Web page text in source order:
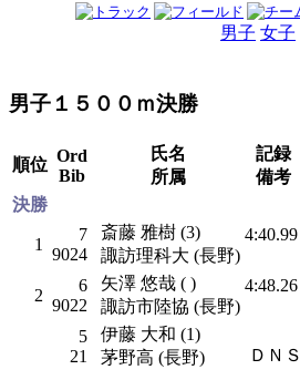
男子 女子
男子１５００ｍ決勝
順位 Ord
Bib
氏名
所属
記録
備考
決勝
1
7
9024
斎藤 雅樹 (3)
諏訪理科大 (長野)
4:40.99
2
6
9022
矢澤 悠哉 ( )
諏訪市陸協 (長野)
4:48.26
5
21
伊藤 大和 (1)
茅野高 (長野)
ＤＮＳ